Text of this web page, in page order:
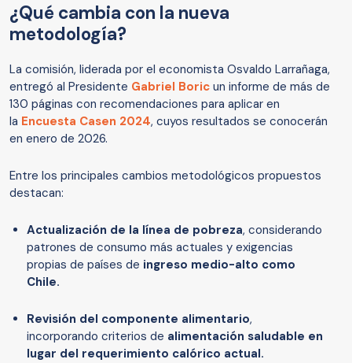
¿Qué cambia con la nueva
metodología?
La comisión, liderada por el economista Osvaldo Larrañaga,
entregó al Presidente Gabriel Boric un informe de más de
130 páginas con recomendaciones para aplicar en
la Encuesta Casen 2024, cuyos resultados se conocerán
en enero de 2026.
Entre los principales cambios metodológicos propuestos
destacan:
Actualización de la línea de pobreza, considerando
patrones de consumo más actuales y exigencias
propias de países de ingreso medio-alto como
Chile.
Revisión del componente alimentario,
incorporando criterios de alimentación saludable en
lugar del requerimiento calórico actual.